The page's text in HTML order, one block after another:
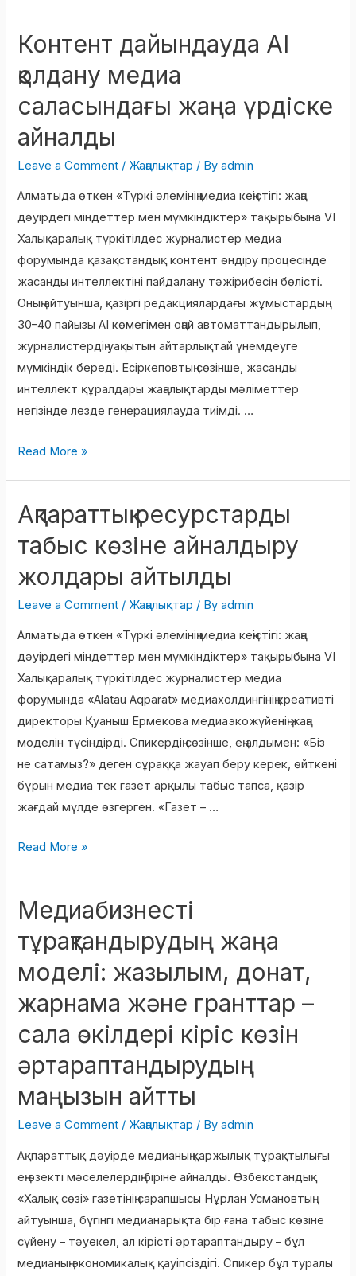
Контент дайындауда AI
қолдану медиа
саласындағы жаңа үрдіске
айналды
Leave a Comment / Жаңалықтар / Byadmin
Алматыда өткен «Түркі әлемінің медиа кеңістігі: жаңа
дәуірдегі міндеттер мен мүмкіндіктер» тақырыбына VI
Халықаралық түркітілдес журналистер медиа
форумында қазақстандық контент өндіру процесінде
жасанды интеллектіні пайдалану тәжірибесін бөлісті.
Оның айтуынша, қазіргі редакциялардағы жұмыстардың
30–40 пайызы AI көмегімен оңай автоматтандырылып,
журналистердің уақытын айтарлықтай үнемдеуге
мүмкіндік береді. Есіркеповтың сөзінше, жасанды
интеллект құралдары жаңалықтарды мәліметтер
негізінде лезде генерациялауда тиімді. …
Контент
AI
қолдану
медиа
саласындағы
жаңа
үрдіске
айналды
Read More »
Ақпараттық ресурстарды
табыс көзіне айналдыру
жолдары айтылды
Leave a Comment / Жаңалықтар / Byadmin
Алматыда өткен «Түркі әлемінің медиа кеңістігі: жаңа
дәуірдегі міндеттер мен мүмкіндіктер» тақырыбына VI
Халықаралық түркітілдес журналистер медиа
форумында «Alatau Aqparat» медиахолдингінің креативті
директоры Қуаныш Ермекова медиаэкожүйенің жаңа
моделін түсіндірді. Спикердің сөзінше, ең алдымен: «Біз
не сатамыз?» деген сұраққа жауап беру керек, өйткені
бұрын медиа тек газет арқылы табыс тапса, қазір
жағдай мүлде өзгерген. «Газет – …
Ақпараттық
ресурстарды
табыс
көзіне
айналдыру
айтылды
Read More »
Медиабизнесті
тұрақтандырудың жаңа
моделі: жазылым, донат,
жарнама және гранттар –
сала өкілдері кіріс көзін
әртараптандырудың
маңызын айтты
Leave a Comment / Жаңалықтар / Byadmin
Ақпараттық дәуірде медианың қаржылық тұрақтылығы
ең өзекті мәселелердің біріне айналды. Өзбекстандық
«Халық сөзі» газетінің сарапшысы Нұрлан Усмановтың
айтуынша, бүгінгі медианарықта бір ғана табыс көзіне
сүйену – тәуекел, ал кірісті әртараптандыру – бұл
медианың экономикалық қауіпсіздігі. Спикер бұл туралы
Медиабизнесті
тұрақтандырудың
жаңа
моделі:
жазылым,
донат,
жарнама
гранттар
–
сала
кіріс
көзін
әртараптандырудың
маңызын
айтты